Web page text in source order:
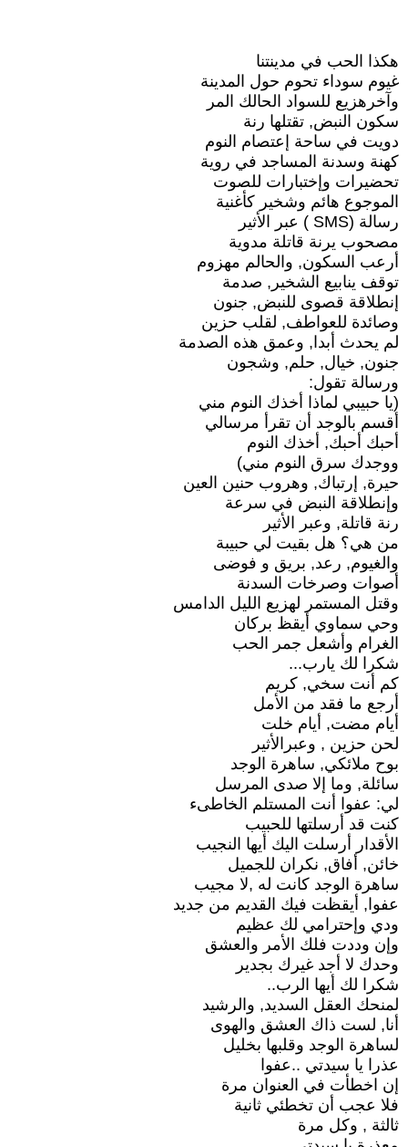
هكذا الحب في مدينتنا
غيوم سوداء تحوم حول المدينة
وآخرهزيع للسواد الحالك المر
سكون النبض, تقتلها رنة
دويت في ساحة إعتصام النوم
كهنة وسدنة المساجد في روية
تحضيرات وإختبارات للصوت
الموجوع هائم وشخير كأغنية
رسالة (SMS ) عبر الأثير
مصحوب يرنة قاتلة مدوية
أرعب السكون, والحالم مهزوم
توقف ينابيع الشخير, صدمة
إنطلاقة قصوى للنبض, جنون
وصائدة للعواطف, لقلب حزين
لم يحدث أبدا, وعمق هذه الصدمة
جنون, خيال, حلم, وشجون
ورسالة تقول:
(يا حبيبي لماذا أخذك النوم مني
أقسم بالوجد أن تقرأ مرسالي
أحبك أحبك, أخذك النوم
ووجدك سرق النوم مني)
حيرة, إرتباك, وهروب حنين العين
وإنطلاقة النبض في سرعة
رنة قاتلة, وعبر الأثير
من هي؟ هل بقيت لي حبيبة
والغيوم, رعد, بريق و فوضى
أصوات وصرخات السدنة
وقتل المستمر لهزيع الليل الدامس
وحي سماوي أيقظ بركان
الغرام وأشعل جمر الحب
شكرا لك يارب...
كم أنت سخي, كريم
أرجع ما فقد من الأمل
أيام مضت, أيام خلت
لحن حزين , وعبرالأثير
بوح ملائكي, ساهرة الوجد
سائلة, وما إلا صدى المرسل
لي: عفوا أنت المستلم الخاطىء
كنت قد أرسلتها للحبيب
الأقدار أرسلت اليك أيها النجيب
خائن, أفاق, نكران للجميل
ساهرة الوجد كانت له ,لا مجيب
عفوا, أيقظت فيك القديم من جديد
ودي وإحترامي لك عظيم
وإن وددت فلك الأمر والعشق
وحدك لا أجد غيرك بجدير
شكرا لك أيها الرب..
لمنحك العقل السديد, والرشيد
أنا, لست ذاك العشق والهوى
لساهرة الوجد وقلبها بخليل
عذرا يا سيدتي ..عفوا
إن اخطأت في العنوان مرة
فلا عجب أن تخطئي ثانية
ثالثة , وكل مرة